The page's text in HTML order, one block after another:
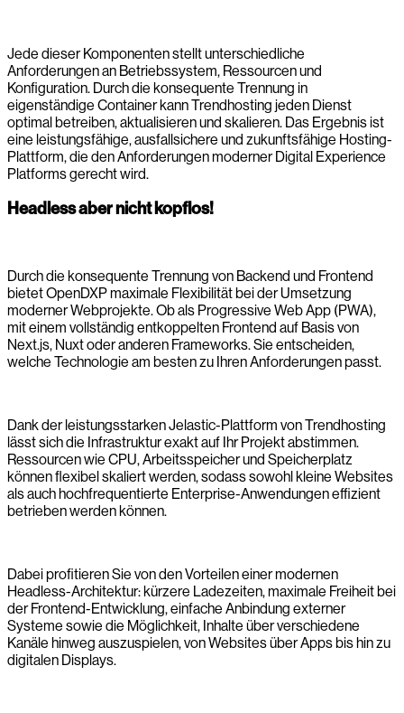
Jede dieser Komponenten stellt unterschiedliche
Anforderungen an Betriebssystem, Ressourcen und
Konfiguration. Durch die konsequente Trennung in
eigenständige Container kann Trendhosting jeden Dienst
optimal betreiben, aktualisieren und skalieren. Das Ergebnis ist
eine leistungsfähige, ausfallsichere und zukunftsfähige Hosting-
Plattform, die den Anforderungen moderner Digital Experience
Platforms gerecht wird.
Headless aber nicht kopflos!
Durch die konsequente Trennung von Backend und Frontend
bietet OpenDXP maximale Flexibilität bei der Umsetzung
moderner Webprojekte. Ob als Progressive Web App (PWA),
mit einem vollständig entkoppelten Frontend auf Basis von
Next.js, Nuxt oder anderen Frameworks. Sie entscheiden,
welche Technologie am besten zu Ihren Anforderungen passt.
Dank der leistungsstarken Jelastic-Plattform von Trendhosting
lässt sich die Infrastruktur exakt auf Ihr Projekt abstimmen.
Ressourcen wie CPU, Arbeitsspeicher und Speicherplatz
können flexibel skaliert werden, sodass sowohl kleine Websites
als auch hochfrequentierte Enterprise-Anwendungen effizient
betrieben werden können.
Dabei profitieren Sie von den Vorteilen einer modernen
Headless-Architektur: kürzere Ladezeiten, maximale Freiheit bei
der Frontend-Entwicklung, einfache Anbindung externer
Systeme sowie die Möglichkeit, Inhalte über verschiedene
Kanäle hinweg auszuspielen, von Websites über Apps bis hin zu
digitalen Displays.